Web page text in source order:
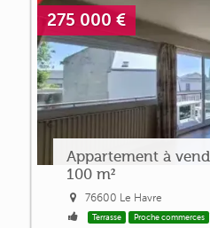
275 000 €
Appartement à
100 m²
76600 Le Havre
Terrasse Proche commerces